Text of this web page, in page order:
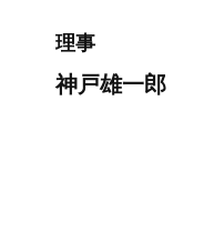
理事
神戸雄一郎